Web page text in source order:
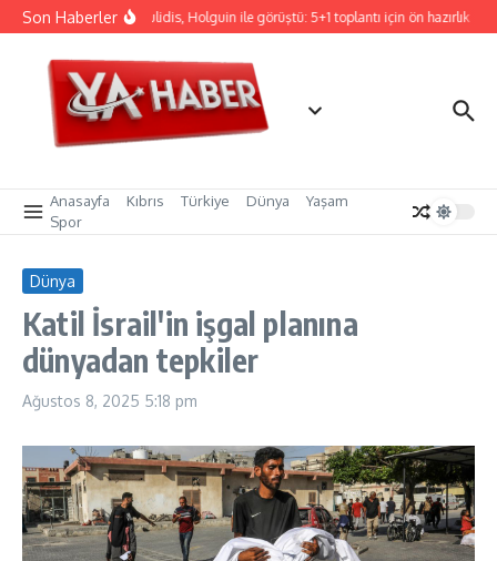
İçeriğe atla
Son HaberlerHristodulidis, Holguin ile görüştü: 5+1 toplantı için ön hazırlık
Anasayfa Kıbrıs Türkiye Dünya
Yaşam
Spor
Dünya
Katil İsrail'in işgal planına
dünyadan tepkiler
Ağustos 8, 2025 5:18 pm